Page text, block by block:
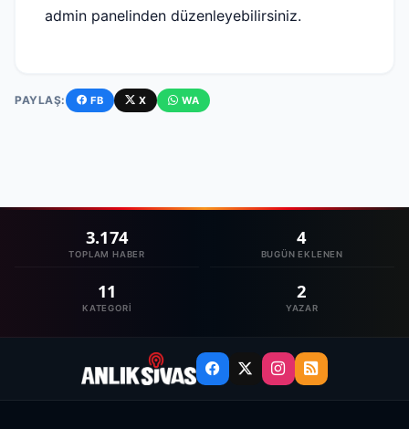
admin panelinden düzenleyebilirsiniz.
PAYLAŞ: FB X WA
3.174
TOPLAM HABER
4
BUGÜN EKLENEN
11
KATEGORI
2
YAZAR